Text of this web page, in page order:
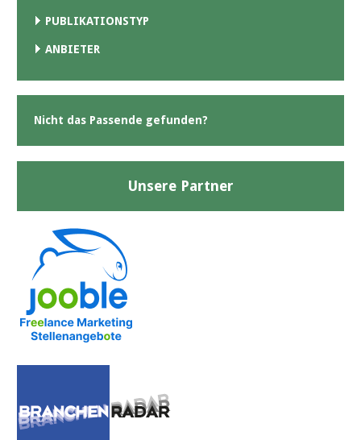
PUBLIKATIONSTYP
ANBIETER
Nicht das Passende gefunden?
Unsere Partner